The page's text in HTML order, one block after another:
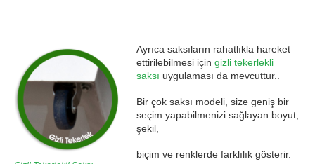
Ayrıca saksıların rahatlıkla hareket
ettirilebilmesi için gizli tekerlekli
saksı uygulaması da mevcuttur..
Bir çok saksı modeli, size geniş bir
seçim yapabilmenizi sağlayan boyut,
şekil,
biçim ve renklerde farklılık gösterir.